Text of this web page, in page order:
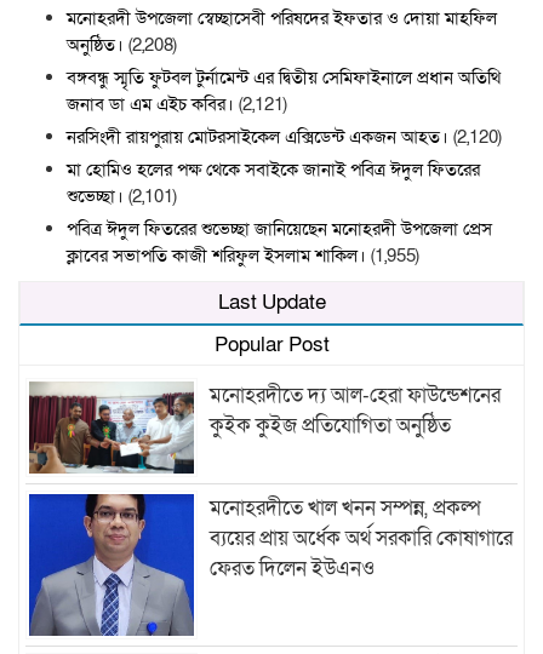
মনোহরদী উপজেলা স্বেচ্ছাসেবী পরিষদের ইফতার ও দোয়া মাহফিল
অনুষ্ঠিত। (2,208)
বঙ্গবন্ধু স্মৃতি ফুটবল টুর্নামেন্ট এর দ্বিতীয় সেমিফাইনালে প্রধান অতিথি
জনাব ডা এম এইচ কবির। (2,121)
নরসিংদী রায়পুরায় মোটরসাইকেল এক্সিডেন্ট একজন আহত। (2,120)
মা হোমিও হলের পক্ষ থেকে সবাইকে জানাই পবিত্র ঈদুল ফিতরের
শুভেচ্ছা। (2,101)
পবিত্র ঈদুল ফিতরের শুভেচ্ছা জানিয়েছেন মনোহরদী উপজেলা প্রেস
ক্লাবের সভাপতি কাজী শরিফুল ইসলাম শাকিল। (1,955)
Last Update
Popular Post
মনোহরদীতে দ্য আল-হেরা ফাউন্ডেশনের
কুইক কুইজ প্রতিযোগিতা অনুষ্ঠিত
মনোহরদীতে খাল খনন সম্পন্ন, প্রকল্প
ব্যয়ের প্রায় অর্ধেক অর্থ সরকারি কোষাগারে
ফেরত দিলেন ইউএনও